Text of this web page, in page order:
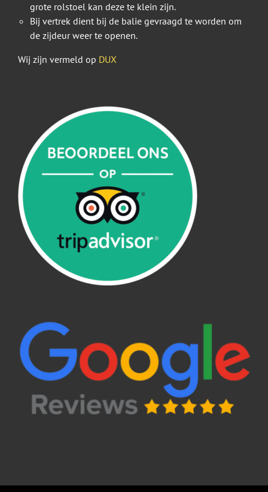
grote rolstoel kan deze te klein zijn.
Bij vertrek dient bij de balie gevraagd te worden om
de zijdeur weer te openen.
Wij zijn vermeld op DUX